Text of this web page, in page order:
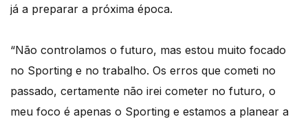
já a preparar a próxima época.
“Não controlamos o futuro, mas estou muito focado
no Sporting e no trabalho. Os erros que cometi no
passado, certamente não irei cometer no futuro, o
meu foco é apenas o Sporting e estamos a planear a